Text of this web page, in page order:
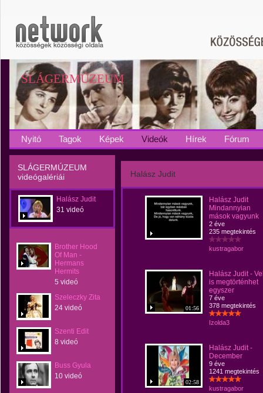
SLÁGERMÚZEUM
Nyitó Tagok Képek Videók Hírek Fórum
SLÁGERMÚZEUM
videógalériái
Halász Judit
31 videó
Brother Hood
Of Man -
Hermans
Hermits
5 videó
Szeleczky Zita
24 videó
Szenti Edit
8 videó
Buss Gyula
10 videó
Halász Judit
Halász Judit
Mindannyian
mások vagyunk
2 éve
235 megtekintés
kustragabor
01:56
Halász Judit -
is megtörténhet
egyszer
7 éve
378 megtekintés
Izolda3
02:58
Halász Judit -
December
9 éve
1241 megtekintés
kustragabor